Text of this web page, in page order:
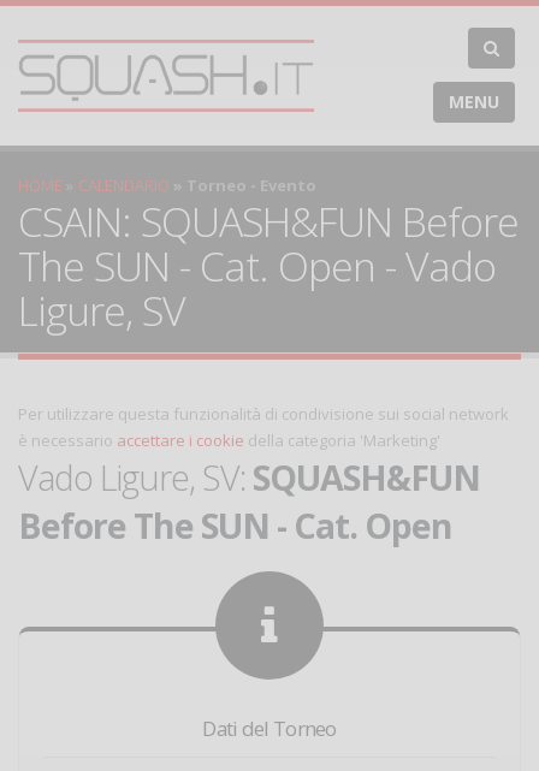
MENU
HOME CALENDARIO Torneo - Evento
CSAIN: SQUASH&FUN Before
The SUN - Cat. Open - Vado
Ligure, SV
Per utilizzare questa funzionalità di condivisione sui social network
è necessario accettare i cookie della categoria 'Marketing'
Vado Ligure, SV: SQUASH&FUN
Before The SUN - Cat. Open
Dati del Torneo